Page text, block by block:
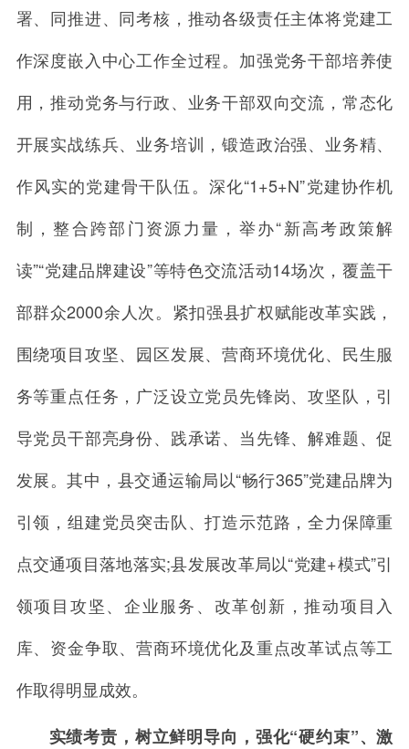
署、同推进、同考核，推动各级责任主体将党建工
作深度嵌入中心工作全过程。加强党务干部培养使
用，推动党务与行政、业务干部双向交流，常态化
开展实战练兵、业务培训，锻造政治强、业务精、
作风实的党建骨干队伍。深化“1+5+N”党建协作机
制，整合跨部门资源力量，举办“新高考政策解
读”“党建品牌建设”等特色交流活动14场次，覆盖干
部群众2000余人次。紧扣强县扩权赋能改革实践，
围绕项目攻坚、园区发展、营商环境优化、民生服
务等重点任务，广泛设立党员先锋岗、攻坚队，引
导党员干部亮身份、践承诺、当先锋、解难题、促
发展。其中，县交通运输局以“畅行365”党建品牌为
引领，组建党员突击队、打造示范路，全力保障重
点交通项目落地落实;县发展改革局以“党建+模式”引
领项目攻坚、企业服务、改革创新，推动项目入
库、资金争取、营商环境优化及重点改革试点等工
作取得明显成效。
实绩考责，树立鲜明导向，强化“硬约束”、激